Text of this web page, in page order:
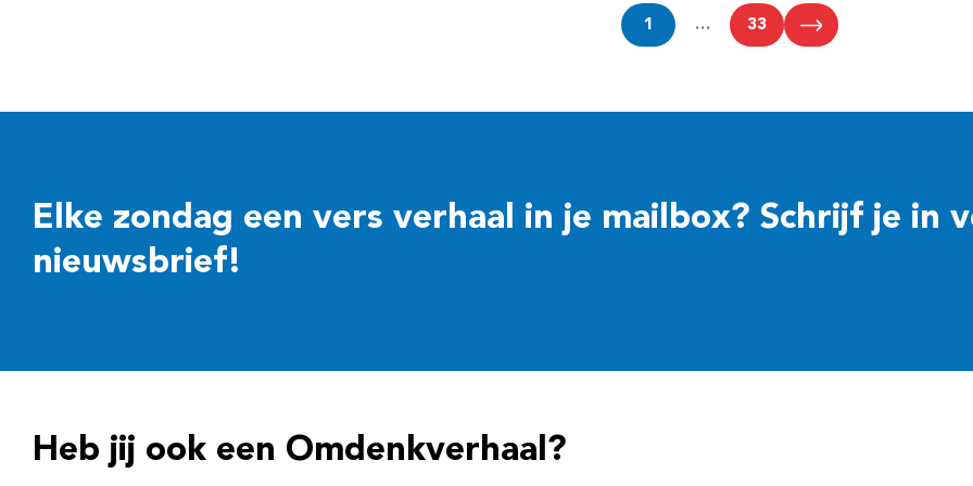
1 … 33
Elke zondag een vers verhaal in je mailbox? Schrijf je in
nieuwsbrief!
Heb jij ook een Omdenkverhaal?